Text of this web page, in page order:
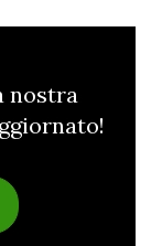
nostra